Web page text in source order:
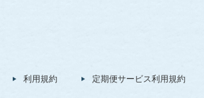
利用規約 定期便サービス利用規約